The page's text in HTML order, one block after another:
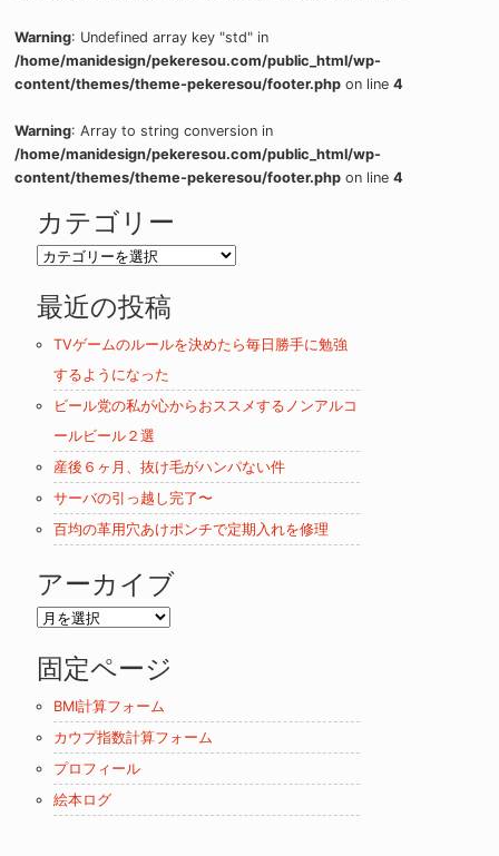
Warning: Undefined array key "std" in
/home/manidesign/pekeresou.com/public_html/wp-
content/themes/theme-pekeresou/footer.php on line4
Warning: Array to string conversion in
/home/manidesign/pekeresou.com/public_html/wp-
content/themes/theme-pekeresou/footer.php on line4
カテゴリー
カ
ゴ
ー
最近の投稿
TVゲームのルールを決めたら毎日勝手に勉強
するようになった
ビール党の私が心からおススメするノンアルコ
ールビール２選
産後６ヶ月、抜け毛がハンパない件
サーバの引っ越し完了〜
百均の革用穴あけポンチで定期入れを修理
アーカイブ
ア
カ
ブ
固定ページ
BMI計算フォーム
カウプ指数計算フォーム
プロフィール
絵本ログ